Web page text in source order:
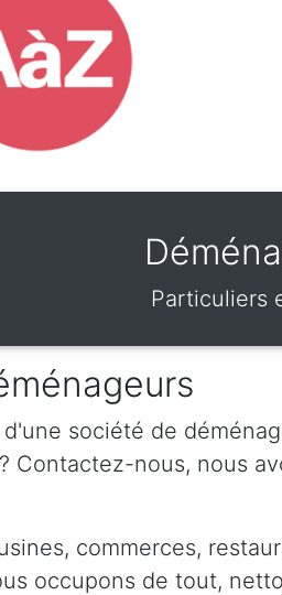
Particuliers
société de
Contactez-nous, nous
commerces,
occupons de tout,